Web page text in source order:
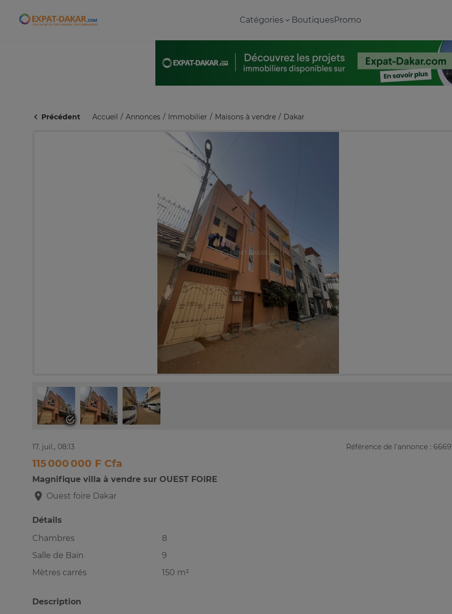
Expat-Dakar Catégories BoutiquesPromo
Précédent Accueil Annonces Immobilier Maisons à vendre Dakar
17. juil., 08:13 Référence de l'annonce :
115 000 000 F Cfa
Magnifique villa à vendre sur OUEST FOIRE
Ouest foire Dakar
Détails
Chambres
8
Salle de Bain
9
Mètres carrés
150 m²
Description